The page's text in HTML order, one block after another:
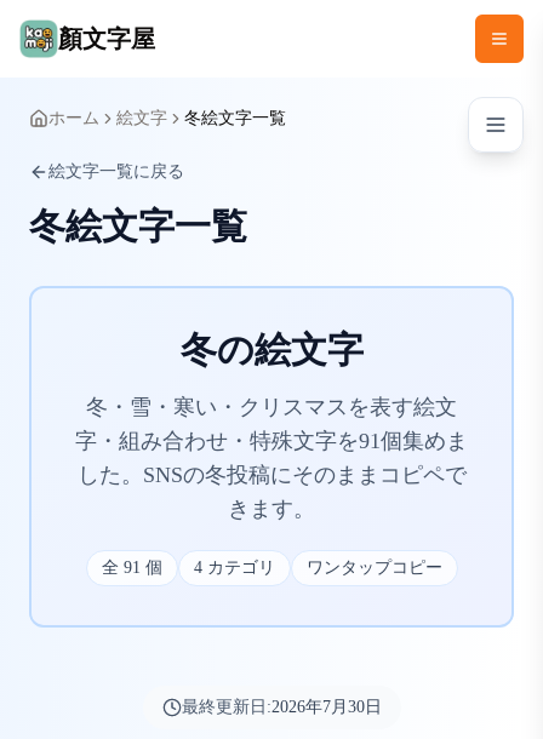
顏文字屋
ホーム 絵文字 冬絵文字一覧
絵文字一覧に戻る
冬絵文字一覧
冬の絵文字
冬・雪・寒い・クリスマスを表す絵文
字・組み合わせ・特殊文字を91個集めま
した。SNSの冬投稿にそのままコピペで
きます。
全 91 個 4カテゴリ ワンタップコピー
最終更新日:2026年7月30日